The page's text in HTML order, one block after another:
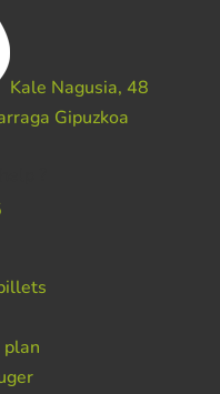
Kale Nagusia, 48
Gipuzkoa
plan